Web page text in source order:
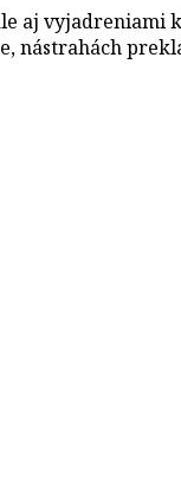
aj
nástrahách